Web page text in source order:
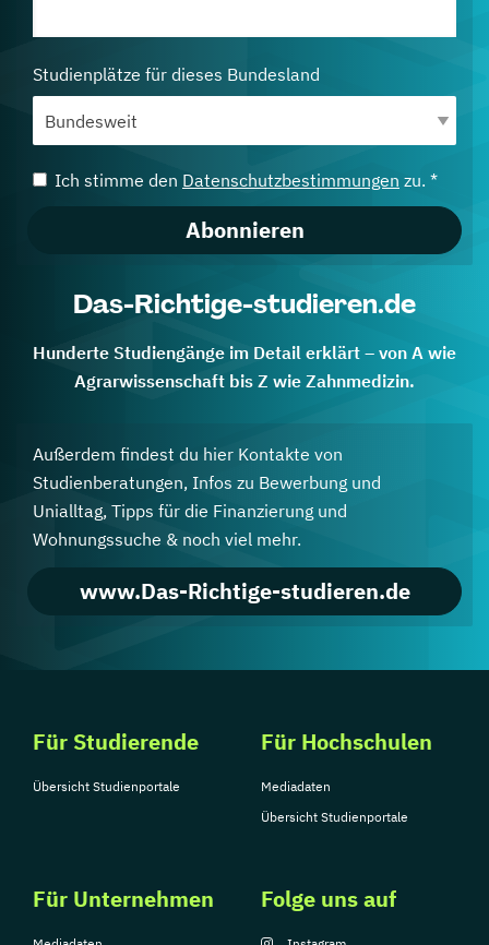
Studienplätze für dieses Bundesland
Ich stimme den Datenschutzbestimmungen zu. *
Abonnieren
Das-Richtige-studieren.de
Hunderte Studiengänge im Detail erklärt – von A wie
Agrarwissenschaft bis Z wie Zahnmedizin.
Außerdem findest du hier Kontakte von
Studienberatungen, Infos zu Bewerbung und
Unialltag, Tipps für die Finanzierung und
Wohnungssuche & noch viel mehr.
www.Das-Richtige-studieren.de
Für Studierende
Übersicht Studienportale
Für Hochschulen
Mediadaten
Übersicht Studienportale
Für Unternehmen Folge uns auf